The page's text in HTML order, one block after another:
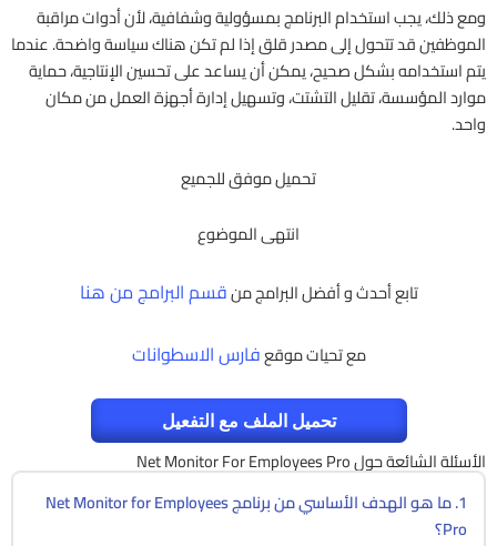
ومع ذلك، يجب استخدام البرنامج بمسؤولية وشفافية، لأن أدوات مراقبة
الموظفين قد تتحول إلى مصدر قلق إذا لم تكن هناك سياسة واضحة. عندما
يتم استخدامه بشكل صحيح، يمكن أن يساعد على تحسين الإنتاجية، حماية
موارد المؤسسة، تقليل التشتت، وتسهيل إدارة أجهزة العمل من مكان
واحد.
تحميل موفق للجميع
انتهى الموضوع
تابع أحدث و أفضل البرامج منقسم البرامج من هنا
مع تحيات موقعفارس الاسطوانات
تحميل الملف مع التفعيل
الأسئلة الشائعة حول Net Monitor For Employees Pro
1. ما هو الهدف الأساسي من برنامج Net Monitor for Employees
Pro؟